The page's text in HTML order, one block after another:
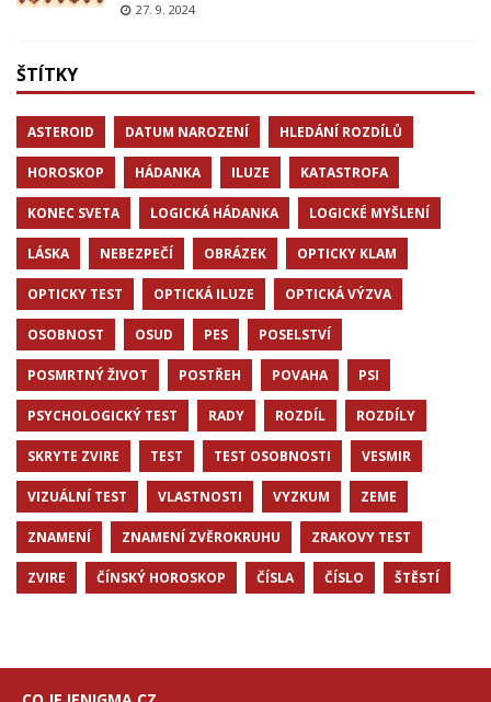
27. 9. 2024
ŠTÍTKY
ASTEROID DATUM NAROZENÍ HLEDÁNÍ ROZDÍLŮ
HOROSKOP HÁDANKA ILUZE KATASTROFA
KONEC SVETA LOGICKÁ HÁDANKA LOGICKÉ MYŠLENÍ
LÁSKA NEBEZPEČÍ OBRÁZEK OPTICKY KLAM
OPTICKY TEST OPTICKÁ ILUZE OPTICKÁ VÝZVA
OSOBNOST OSUD PES POSELSTVÍ
POSMRTNÝ ŽIVOT POSTŘEH POVAHA PSI
PSYCHOLOGICKÝ TEST RADY ROZDÍL ROZDÍLY
SKRYTE ZVIRE TEST TEST OSOBNOSTI VESMIR
VIZUÁLNÍ TEST VLASTNOSTI VYZKUM ZEME
ZNAMENÍ ZNAMENÍ ZVĚROKRUHU ZRAKOVY TEST
ZVIRE ČÍNSKÝ HOROSKOP ČÍSLA ČÍSLO ŠTĚSTÍ